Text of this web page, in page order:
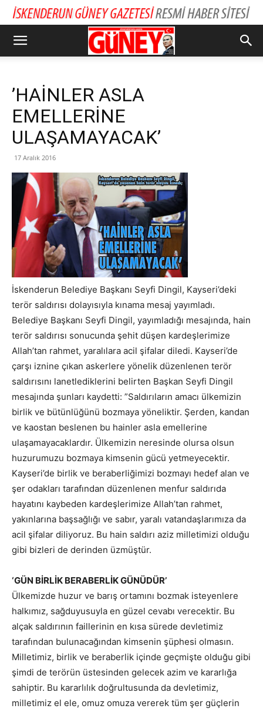
’HAİNLER ASLA
EMELLERİNE
ULAŞAMAYACAK’
17 Aralık 2016
İskenderun Belediye Başkanı Seyfi Dingil, Kayseri’deki
terör saldırısı dolayısıyla kınama mesaj yayımladı.
Belediye Başkanı Seyfi Dingil, yayımladığı mesajında, hain
terör saldırısı sonucunda şehit düşen kardeşlerimize
Allah’tan rahmet, yaralılara acil şifalar diledi. Kayseri’de
çarşı iznine çıkan askerlere yönelik düzenlenen terör
saldırısını lanetlediklerini belirten Başkan Seyfi Dingil
mesajında şunları kaydetti: ”Saldırıların amacı ülkemizin
birlik ve bütünlüğünü bozmaya yöneliktir. Şerden, kandan
ve kaostan beslenen bu hainler asla emellerine
ulaşamayacaklardır. Ülkemizin neresinde olursa olsun
huzurumuzu bozmaya kimsenin gücü yetmeyecektir.
Kayseri’de birlik ve beraberliğimizi bozmayı hedef alan ve
şer odakları tarafından düzenlenen menfur saldırıda
hayatını kaybeden kardeşlerimize Allah’tan rahmet,
yakınlarına başsağlığı ve sabır, yaralı vatandaşlarımıza da
acil şifalar diliyoruz. Bu hain saldırı aziz milletimizi olduğu
gibi bizleri de derinden üzmüştür.
‘GÜN BİRLİK BERABERLİK GÜNÜDÜR’
Ülkemizde huzur ve barış ortamını bozmak isteyenlere
halkımız, sağduyusuyla en güzel cevabı verecektir. Bu
alçak saldırının faillerinin en kısa sürede devletimiz
tarafından bulunacağından kimsenin şüphesi olmasın.
Milletimiz, birlik ve beraberlik içinde geçmişte olduğu gibi
şimdi de terörün üstesinden gelecek azim ve kararlığa
sahiptir. Bu kararlılık doğrultusunda da devletimiz,
milletimiz el ele, omuz omuza vererek tüm şer güçlerin